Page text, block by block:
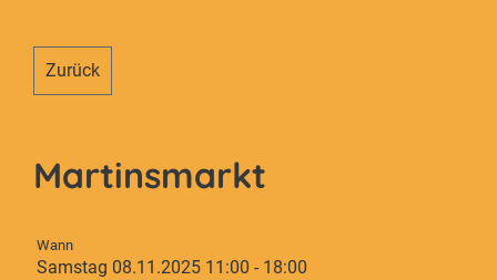
Zurück
Martinsmarkt
Wann
Samstag 08.11.2025 11:00 - 18:00